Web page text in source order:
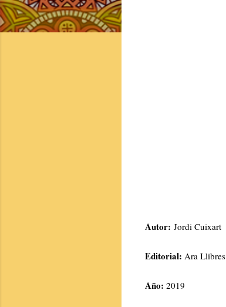
Autor: Jordi Cuixart
Editorial: Ara Llibres
Año: 2019